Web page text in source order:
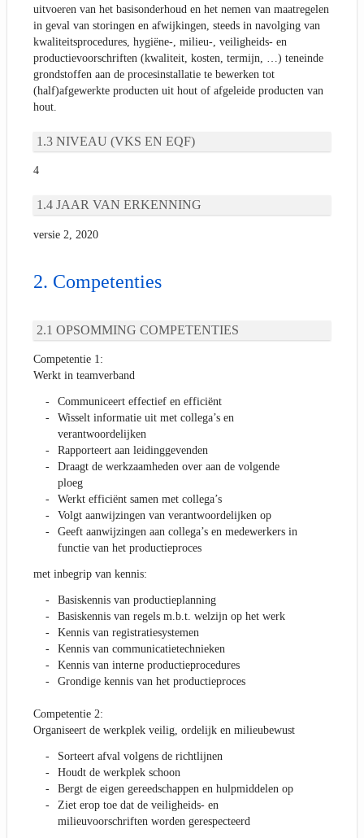
uitvoeren van het basisonderhoud en het nemen van maatregelen
in geval van storingen en afwijkingen, steeds in navolging van
kwaliteitsprocedures, hygiëne-, milieu-, veiligheids- en
productievoorschriften (kwaliteit, kosten, termijn, …) teneinde
grondstoffen aan de procesinstallatie te bewerken tot
(half)afgewerkte producten uit hout of afgeleide producten van
hout.
NIVEAU (VKS EN EQF)
4
JAAR VAN ERKENNING
versie 2, 2020
Competenties
OPSOMMING COMPETENTIES
Competentie 1:
Werkt in teamverband
Communiceert effectief en efficiënt
Wisselt informatie uit met collega’s en
verantwoordelijken
Rapporteert aan leidinggevenden
Draagt de werkzaamheden over aan de volgende
ploeg
Werkt efficiënt samen met collega’s
Volgt aanwijzingen van verantwoordelijken op
Geeft aanwijzingen aan collega’s en medewerkers in
functie van het productieproces
met inbegrip van kennis:
Basiskennis van productieplanning
Basiskennis van regels m.b.t. welzijn op het werk
Kennis van registratiesystemen
Kennis van communicatietechnieken
Kennis van interne productieprocedures
Grondige kennis van het productieproces
Competentie 2:
Organiseert de werkplek veilig, ordelijk en milieubewust
Sorteert afval volgens de richtlijnen
Houdt de werkplek schoon
Bergt de eigen gereedschappen en hulpmiddelen op
Ziet erop toe dat de veiligheids- en
milieuvoorschriften worden gerespecteerd